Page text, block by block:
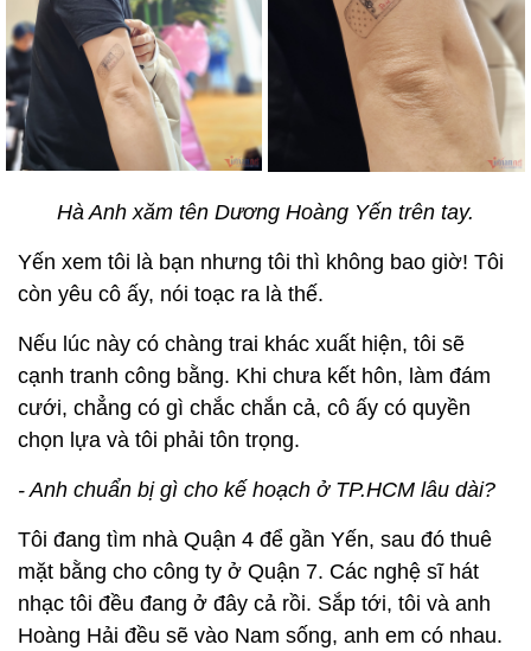
Hà Anh xăm tên Dương Hoàng Yến trên tay.
Yến xem tôi là bạn nhưng tôi thì không bao giờ! Tôi
còn yêu cô ấy, nói toạc ra là thế.
Nếu lúc này có chàng trai khác xuất hiện, tôi sẽ
cạnh tranh công bằng. Khi chưa kết hôn, làm đám
cưới, chẳng có gì chắc chắn cả, cô ấy có quyền
chọn lựa và tôi phải tôn trọng.
- Anh chuẩn bị gì cho kế hoạch ở TP.HCM lâu dài?
Tôi đang tìm nhà Quận 4 để gần Yến, sau đó thuê
mặt bằng cho công ty ở Quận 7. Các nghệ sĩ hát
nhạc tôi đều đang ở đây cả rồi. Sắp tới, tôi và anh
Hoàng Hải đều sẽ vào Nam sống, anh em có nhau.